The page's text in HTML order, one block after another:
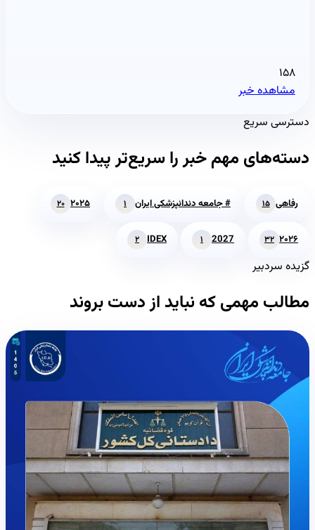
۱۵۸
مشاهده خبر
دسترسی سریع
دسته‌های مهم خبر را سریع‌تر پیدا کنید
رفاهی ۱۵ # جامعه دندانپزشکی ایران ۱ ۲۰۲۵ ۲۰
۲۰۲۶ ۳۲ 2027 ۱ IDEX ۲
گزیده سردبیر
مطالب مهمی که نباید از دست بروند